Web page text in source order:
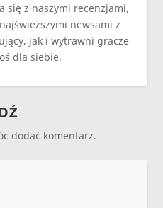
się z naszymi recenzjami,
newsami z
jak i wytrawni gracze
dla siebie.
dodać komentarz.